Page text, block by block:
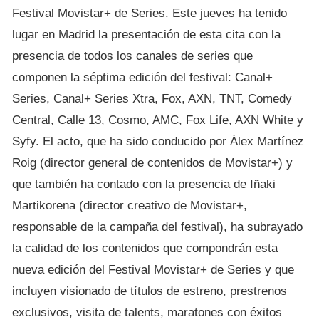
Festival Movistar+ de Series. Este jueves ha tenido
lugar en Madrid la presentación de esta cita con la
presencia de todos los canales de series que
componen la séptima edición del festival: Canal+
Series, Canal+ Series Xtra, Fox, AXN, TNT, Comedy
Central, Calle 13, Cosmo, AMC, Fox Life, AXN White y
Syfy. El acto, que ha sido conducido por Álex Martínez
Roig (director general de contenidos de Movistar+) y
que también ha contado con la presencia de Iñaki
Martikorena (director creativo de Movistar+,
responsable de la campaña del festival), ha subrayado
la calidad de los contenidos que compondrán esta
nueva edición del Festival Movistar+ de Series y que
incluyen visionado de títulos de estreno, prestrenos
exclusivos, visita de talents, maratones con éxitos